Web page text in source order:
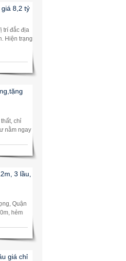
8,2 tỷ
trí đắc địa
Hiện trạng
chỉ
nằm ngay
3 lầu,
Quận
hẻm
giá chỉ